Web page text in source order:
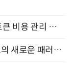
"AI 핀옵스 실전 세미나: 폭증하는 AI 토큰 비용 관리 전략" 8월 21일 개최
“AI와 함께 일하는 시대 ” - 스마트 워크의 새로운 패러다임 (9/11)